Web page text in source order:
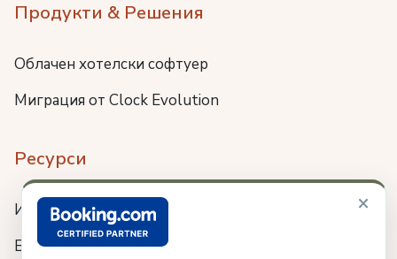
×
Продукти & Решения
Облачен хотелски софтуер
Миграция от Clock Evolution
Ресурси
Интеграции
Блог